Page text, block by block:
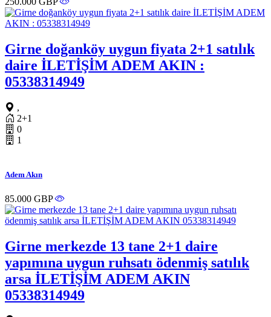
Girne doğanköy uygun fiyata 2+1 satılık
daire İLETİŞİM ADEM AKIN :
05338314949
,
2+1
0
1
Adem Akın
85.000 GBP
Girne merkezde 13 tane 2+1 daire
yapımına uygun ruhsatı ödenmiş satılık
arsa İLETİŞİM ADEM AKIN
05338314949